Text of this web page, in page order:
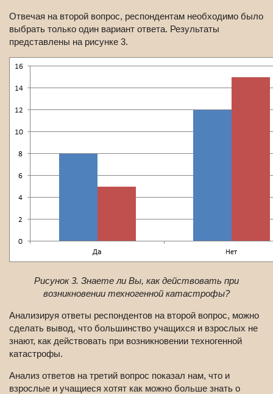
Отвечая на второй вопрос, респондентам необходимо было
выбрать только один вариант ответа. Результаты
представлены на рисунке 3.
Рисунок 3. Знаете ли Вы, как действовать при
возникновении техногенной катастрофы?
Анализируя ответы респондентов на второй вопрос, можно
сделать вывод, что большинство учащихся и взрослых не
знают, как действовать при возникновении техногенной
катастрофы.
Анализ ответов на третий вопрос показал нам, что и
взрослые и учащиеся хотят как можно больше знать о